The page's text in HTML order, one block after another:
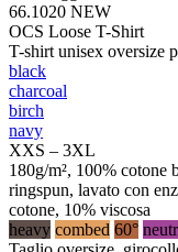
66.1020 NEW
OCS Loose T-Shirt
T-shirt unisex oversize
black
charcoal
birch
navy
XXS – 3XL
180g/m², 100% cotone
ringspun, lavato con
cotone, 10% viscosa
heavy combed 60°